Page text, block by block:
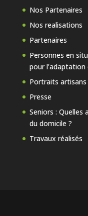
Nos Partenaires
Nos realisations
Partenaires
Personnes en
pour l’adaptation
Portraits artisans
Presse
Seniors : Quelles
du domicile ?
Travaux réalisés